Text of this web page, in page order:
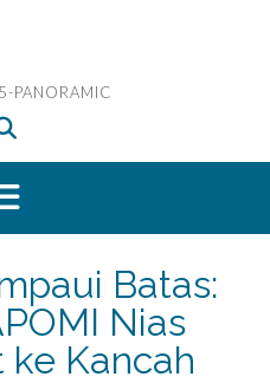
PANORAMIC
Batas:
Nias
Kancah